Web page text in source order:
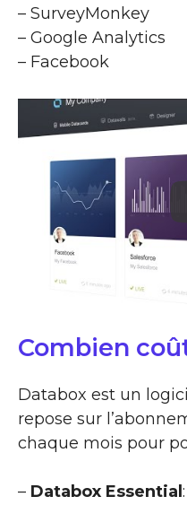
– SurveyMonkey
– Google Analytics
– Facebook
Combien
Databox est un
repose sur
chaque mois pour
– Databox Essential